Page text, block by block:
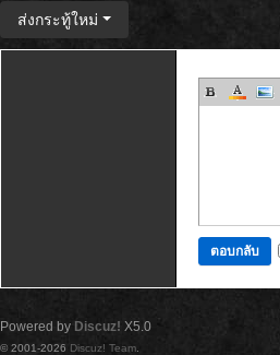
ส่งกระทู้ใหม่
ตอบกลับ
Powered by Discuz! X5.0
© 2001-2026 Discuz! Team